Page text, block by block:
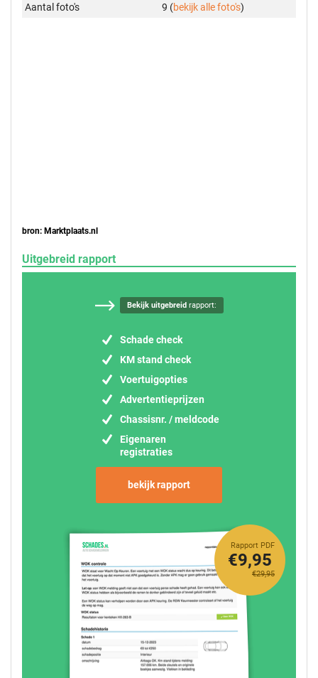
Aantal foto's
9 (bekijk alle foto's)
bron: Marktplaats.nl
Uitgebreid rapport
Bekijk uitgebreidrapport:
Schade check
KM stand check
Voertuigopties
Advertentieprijzen
Chassisnr. / meldcode
Eigenaren
registraties
bekijk rapport
Rapport PDF
€29,95
€9,95